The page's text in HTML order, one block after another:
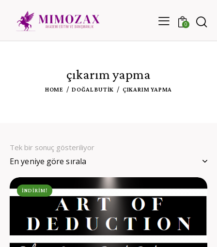
0
çıkarım yapma
HOME DOĞAL BUTIK ÇIKARIM YAPMA
Tek bir sonuç gösteriliyor
İNDIRIM!